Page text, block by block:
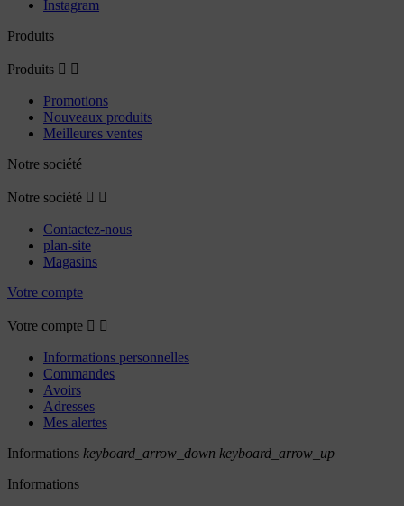
Instagram
Produits
Produits  
Promotions
Nouveaux produits
Meilleures ventes
Notre société
Notre société  
Contactez-nous
plan-site
Magasins
Votre compte
Votre compte  
Informations personnelles
Commandes
Avoirs
Adresses
Mes alertes
Informations keyboard_arrow_down keyboard_arrow_up
Informations